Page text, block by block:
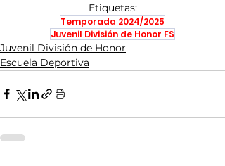
Etiquetas:
Temporada 2024/2025
Juvenil División de Honor FS
Juvenil División de Honor
Escuela Deportiva